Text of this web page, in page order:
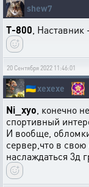
shew7
T-800 , Наставник
20 Сентября 2022 11:46:01
🇺🇦xexexe
Ni_xyo , конечно
спортивный
И вообще,
сервер,что в
наслаждаться 3д